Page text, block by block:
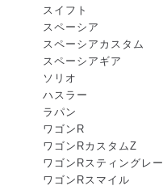
スイフト
スペーシア
スペーシアカスタム
スペーシアギア
ソリオ
ハスラー
ラパン
ワゴンR
ワゴンRカスタムZ
ワゴンRスティングレー
ワゴンRスマイル